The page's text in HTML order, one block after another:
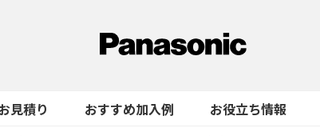
見積り おすすめ加入例 お役立ち情報